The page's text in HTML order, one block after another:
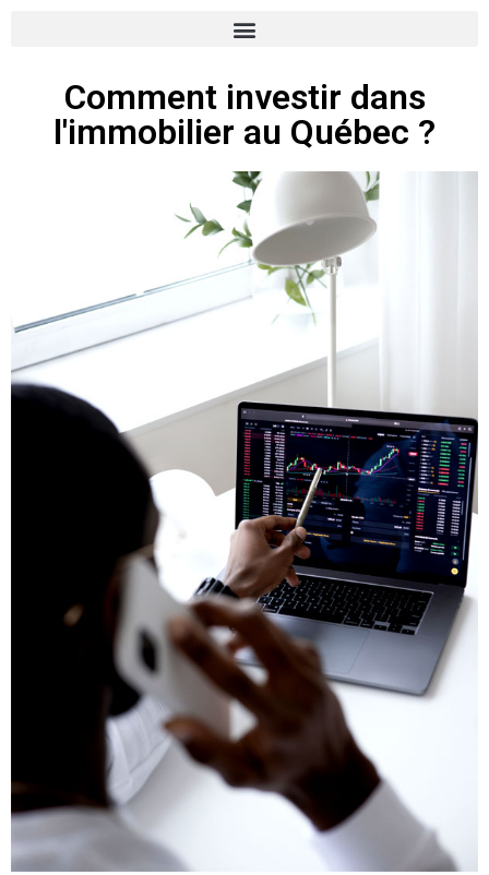
Comment investir dans
l'immobilier au Québec ?